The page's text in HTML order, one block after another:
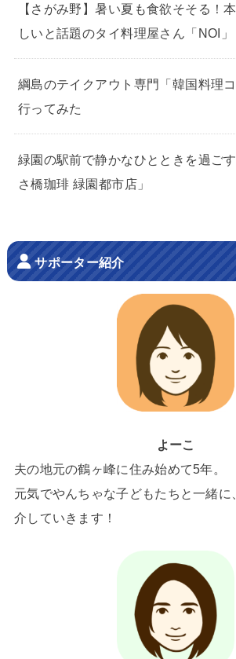
【さがみ野】暑い夏も食欲そそる！
しいと話題のタイ料理屋さん「NOI」
綱島のテイクアウト専門「韓国料理
行ってみた
緑園の駅前で静かなひとときを過ご
さ橋珈琲 緑園都市店」
サポーター紹介
よーこ
夫の地元の鶴ヶ峰に住み始めて5年。
元気でやんちゃな子どもたちと一緒に
介していきます！